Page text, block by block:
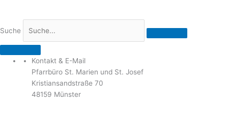
Suche
Kontakt & E-Mail
Pfarrbüro St. Marien und St. Josef
Kristiansandstraße 70
48159 Münster